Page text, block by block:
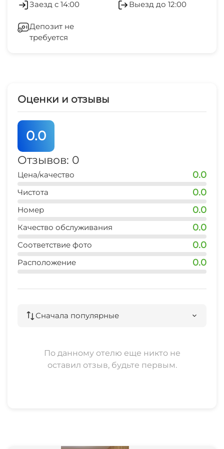
остановка транспорта
центр развлечений
15 мин
5 мин
Зеленый двор
Заезд с 14:00 Выезд до 12:00
Депозит не
требуется
Оценки и отзывы
0.0
Отзывов: 0
Цена/качество 0.0
Чистота 0.0
Номер 0.0
Качество обслуживания 0.0
Соответствие фото 0.0
Расположение 0.0
Сначала популярные
По данному отелю еще никто не
оставил отзыв, будьте первым.